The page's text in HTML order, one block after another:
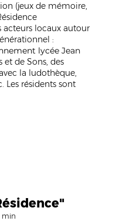
(jeux de mémoire,
acteurs locaux autour
:
lycée Jean
et de Sons, des
la ludothèque,
Les résidents sont
min